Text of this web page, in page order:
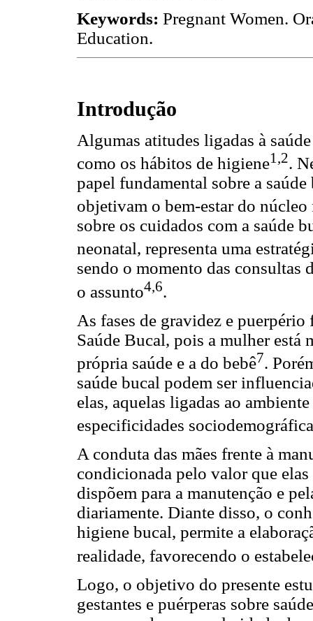
Keywords: Pregnant Women.
Education.
Introdução
Algumas atitudes ligadas à
como os hábitos de higiene1,2.
papel fundamental sobre a
objetivam o bem-estar do
sobre os cuidados com a saúde
neonatal, representa uma
sendo o momento das consultas
o assunto4,6.
As fases de gravidez e
Saúde Bucal, pois a mulher está
própria saúde e a do bebê7.
saúde bucal podem ser
elas, aquelas ligadas ao
especificidades
A conduta das mães frente à
condicionada pelo valor que
dispõem para a manutenção e
diariamente. Diante disso, o
higiene bucal, permite a
realidade, favorecendo o
Logo, o objetivo do presente
gestantes e puérperas sobre